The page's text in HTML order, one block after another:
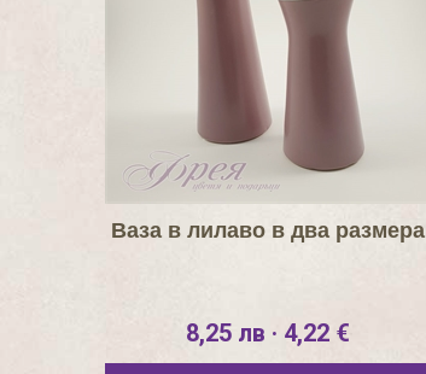
Ваза в лилаво в два размера
8,25 лв · 4,22 €